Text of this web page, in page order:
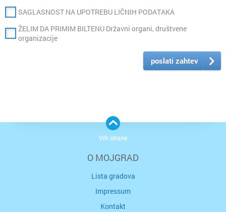
SAGLASNOST NA UPOTREBU LIČNIH PODATAKA
ŽELIM DA PRIMIM BILTENU Državni organi, društvene
organizacije
poslati zahtev
O MOJGRAD
Lista gradova
Impressum
Kontakt
Vrh strane